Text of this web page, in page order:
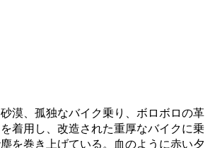
漠、孤独なバイク乗り、ボロボロの革
着用し、改造された重厚なバイクに乗
を巻き上げている。血のように赤い夕